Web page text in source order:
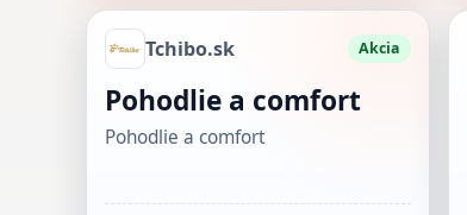
Tchibo.sk Akcia
Pohodlie a comfort
Pohodlie a comfort